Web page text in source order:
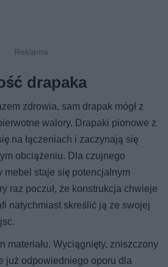
drapaka
zdrowia, sam drapak mógł z
walory. Drapaki pionowe z
na łączeniach i zaczynają się
obciążeniu. Dla czujnego
mebel staje się potencjalnym
raz poczuł, że konstrukcja chwieje
natychmiast skreślić ją ze swojej
materiału. Wyciągnięty, zniszczony
już odpowiedniego oporu dla